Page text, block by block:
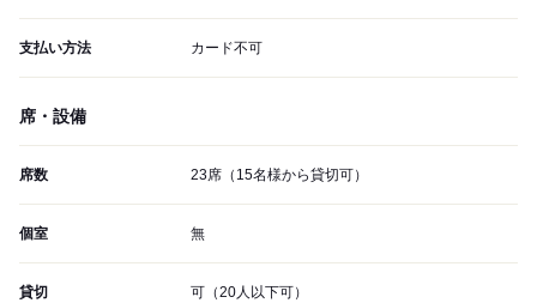
支払い方法 カード不可
席・設備
席数 23席（15名様から貸切可）
個室 無
貸切 可（20人以下可）